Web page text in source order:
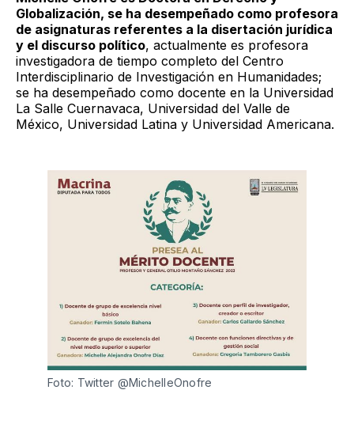
Globalización, se ha desempeñado como profesora
de asignaturas referentes a la disertación jurídica
y el discurso político, actualmente es profesora
investigadora de tiempo completo del Centro
Interdisciplinario de Investigación en Humanidades;
se ha desempeñado como docente en la Universidad
La Salle Cuernavaca, Universidad del Valle de
México, Universidad Latina y Universidad Americana.
Foto: Twitter @MichelleOnofre